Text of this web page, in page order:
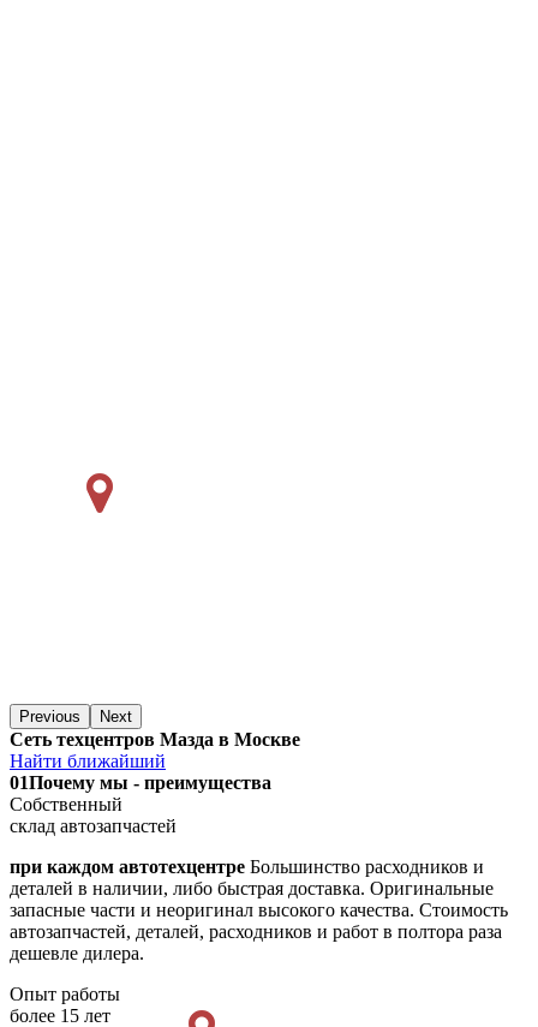
Previous Next
Сеть техцентров Мазда в Москве
Найти ближайший
01Почему мы - преимущества
Собственный
склад автозапчастей
при каждом автотехцентре Большинство расходников и
деталей в наличии, либо быстрая доставка. Оригинальные
запасные части и неоригинал высокого качества. Стоимость
автозапчастей, деталей, расходников и работ в полтора раза
дешевле дилера.
Опыт работы
более 15 лет